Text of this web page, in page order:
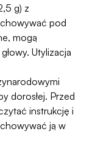
g) z
pod
mogą
Utylizacja
dorosłej. Przed
instrukcję i
ją w